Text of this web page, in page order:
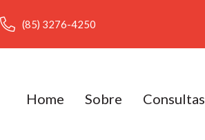
(85) 3276-4250
Home Sobre Consultas